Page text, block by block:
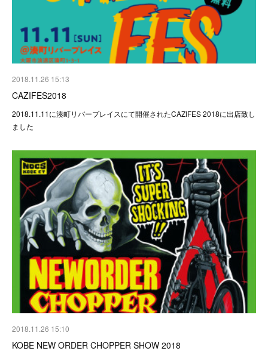
2018.11.26 15:13
CAZIFES2018
2018.11.11に湊町リバープレイスにて開催されたCAZIFES 2018に出店致し
ました
2018.11.26 15:10
KOBE NEW ORDER CHOPPER SHOW 2018